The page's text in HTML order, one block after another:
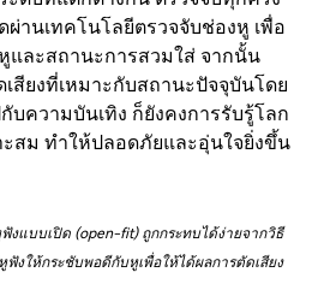
านเทคโนโลยีตรวจจับช่องหู เพื่อ
และสถานะการสวมใส่ จากนั้น
เสียงที่เหมาะกับสถานะปัจจุบันโดย
ความบันเทิง ก็ยังคงการรับรู้โลก
สม ทำให้ปลอดภัยและอุ่นใจยิ่งขึ้น
งแบบเปิด (open-fit) ถูกกระทบได้ง่ายจากวิธี
งให้กระชับพอดีกับหูเพื่อให้ได้ผลการตัดเสียง